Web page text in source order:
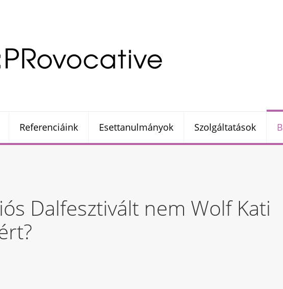
Referenciáink Esettanulmányok Szolgáltatások
Dalfesztivált nem Wolf Kati